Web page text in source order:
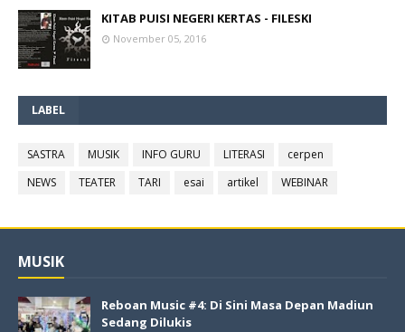
KITAB PUISI NEGERI KERTAS - FILESKI
November 05, 2016
LABEL
SASTRA MUSIK INFO GURU LITERASI
cerpen
NEWS
TEATER TARI esai artikel WEBINAR
MUSIK
Reboan Music #4: Di Sini Masa Depan Madiun
Sedang Dilukis